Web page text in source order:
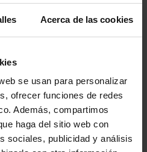
Acerca de las cookies
se usan para personalizar
ofrecer funciones de redes
Además, compartimos
haga del sitio web con
sociales, publicidad y análisis
su cuenta?
al pago? Vuelva a realizar los pasos
los datos?
haciendo clic en la casilla de
a través de otro método de pago?
pagar? Póngase en contacto con
de esteformulario de contacto